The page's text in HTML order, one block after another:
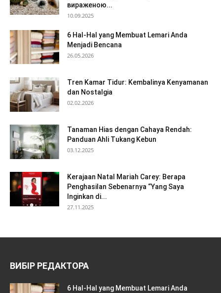
вираженою...
10.09.2025
6 Hal-Hal yang Membuat Lemari Anda
Menjadi Bencana
26.05.2026
Tren Kamar Tidur: Kembalinya Kenyamanan
dan Nostalgia
02.02.2026
Tanaman Hias dengan Cahaya Rendah:
Panduan Ahli Tukang Kebun
03.12.2025
Kerajaan Natal Mariah Carey: Berapa
Penghasilan Sebenarnya “Yang Saya
Inginkan di...
27.11.2025
ВИБІР РЕДАКТОРА
6 Hal-Hal yang Membuat Lemari Anda